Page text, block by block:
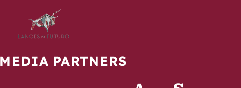
MEDIA PARTNERS